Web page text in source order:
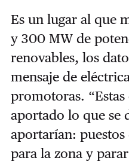
Es un lugar al que
y 300 MW de
renovables, los
mensaje de
promotoras.
aportado lo que se
aportarían:
para la zona y